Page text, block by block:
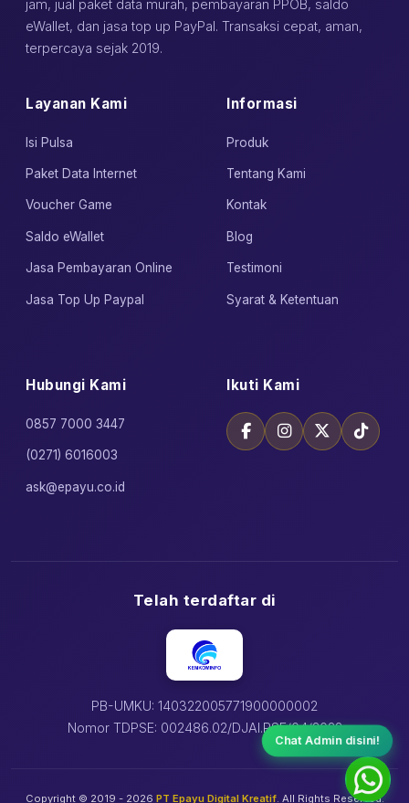
jam, jual paket data murah, pembayaran PPOB, saldo
eWallet, dan jasa top up PayPal. Transaksi cepat, aman,
terpercaya sejak 2019.
Layanan Kami
Isi Pulsa
Paket Data Internet
Voucher Game
Saldo eWallet
Jasa Pembayaran Online
Jasa Top Up Paypal
Informasi
Produk
Tentang Kami
Kontak
Blog
Testimoni
Syarat & Ketentuan
Hubungi Kami
0857 7000 3447
(0271) 6016003
ask@epayu.co.id
Ikuti Kami
Telah terdaftar di
PB-UMKU: 140322005771900000002
Nomor TDPSE: 002486.02/DJAI.PSE/04/2022
Copyright © 2019 - 2026 PT Epayu Digital Kreatif. All Rights Reserved.
Chat Admin disini!